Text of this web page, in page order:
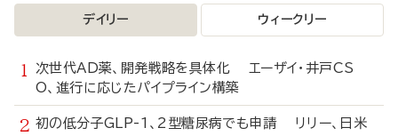
デイリー ウィークリー
次世代AD薬、開発戦略を具体化 エーザイ・井戸CS
O、進行に応じたパイプライン構築
初の低分子GLP-1、2型糖尿病でも申請 リリー、日米